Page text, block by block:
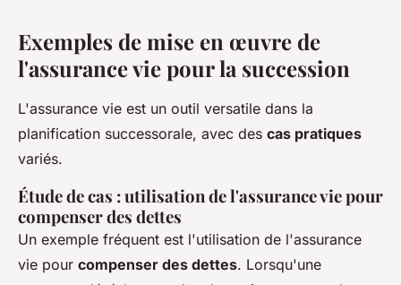
Exemples de mise en œuvre de
l'assurance vie pour la succession
L'assurance vie est un outil versatile dans la
planification successorale, avec des cas pratiques
variés.
Étude de cas : utilisation de l'assurance vie pour
compenser des dettes
Un exemple fréquent est l'utilisation de l'assurance
vie pour compenser des dettes. Lorsqu'une